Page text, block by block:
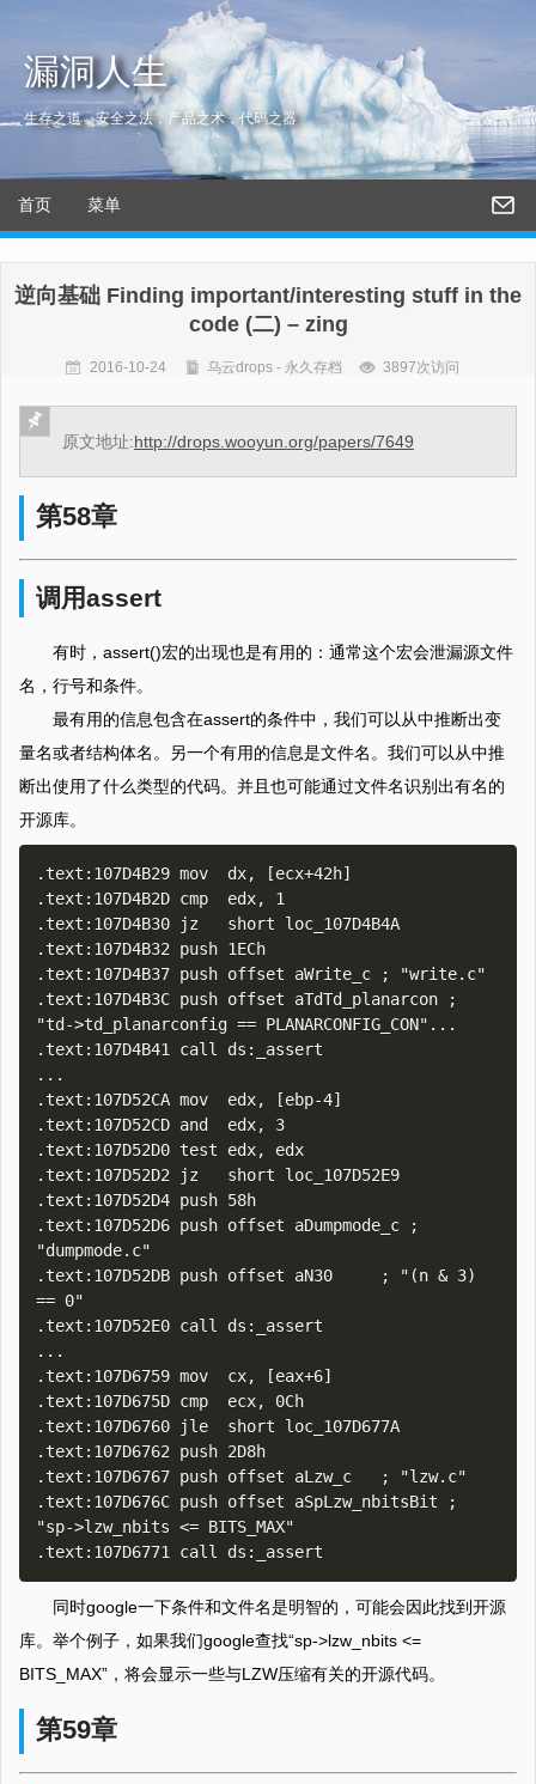
漏洞人生
生存之道，安全之法，产品之术，代码之器
首页 菜单
逆向基础 Finding important/interesting stuff in the
code (二) – zing
2016-10-24 乌云drops - 永久存档 3897次访问
原文地址:http://drops.wooyun.org/papers/7649
第58章
调用assert
有时，assert()宏的出现也是有用的：通常这个宏会泄漏源文件
名，行号和条件。
最有用的信息包含在assert的条件中，我们可以从中推断出变
量名或者结构体名。另一个有用的信息是文件名。我们可以从中推
断出使用了什么类型的代码。并且也可能通过文件名识别出有名的
开源库。
.text:107D4B29 mov  dx, [ecx+42h]
.text:107D4B2D cmp  edx, 1
.text:107D4B30 jz   short loc_107D4B4A
.text:107D4B32 push 1ECh
.text:107D4B37 push offset aWrite_c ; "write.c"
.text:107D4B3C push offset aTdTd_planarcon ;
"td->td_planarconfig == PLANARCONFIG_CON"...
.text:107D4B41 call ds:_assert
...
.text:107D52CA mov  edx, [ebp-4]
.text:107D52CD and  edx, 3
.text:107D52D0 test edx, edx
.text:107D52D2 jz   short loc_107D52E9
.text:107D52D4 push 58h
.text:107D52D6 push offset aDumpmode_c ;
"dumpmode.c"
.text:107D52DB push offset aN30     ; "(n & 3)
== 0"
.text:107D52E0 call ds:_assert
...
.text:107D6759 mov  cx, [eax+6]
.text:107D675D cmp  ecx, 0Ch
.text:107D6760 jle  short loc_107D677A
.text:107D6762 push 2D8h
.text:107D6767 push offset aLzw_c   ; "lzw.c"
.text:107D676C push offset aSpLzw_nbitsBit ;
"sp->lzw_nbits <= BITS_MAX"
同时google一下条件和文件名是明智的，可能会因此找到开源
库。举个例子，如果我们google查找“sp->lzw_nbits <=
BITS_MAX”，将会显示一些与LZW压缩有关的开源代码。
第59章